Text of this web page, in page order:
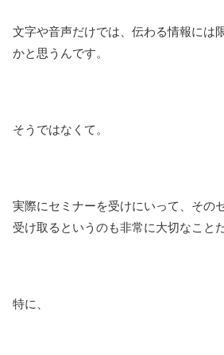
文字や音声だけでは、伝わる情報には
かと思うんです。
そうではなくて。
実際にセミナーを受けにいって、その
受け取るというのも非常に大切なこと
特に、